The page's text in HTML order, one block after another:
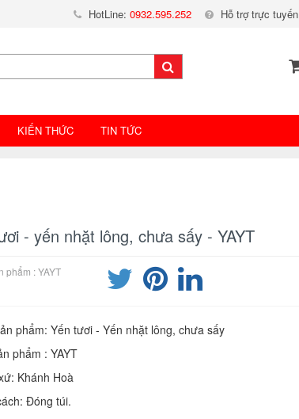
Hỗ trợ trực tuyến
HotLine: 0932.595.252
KIẾN THỨC TIN TỨC
- yến nhặt lông, chưa sấy - YAYT
phẩm : YAYT
phẩm: Yến tươi - Yến nhặt lông, chưa sấy
phẩm : YAYT
Khánh Hoà
Đóng túi.